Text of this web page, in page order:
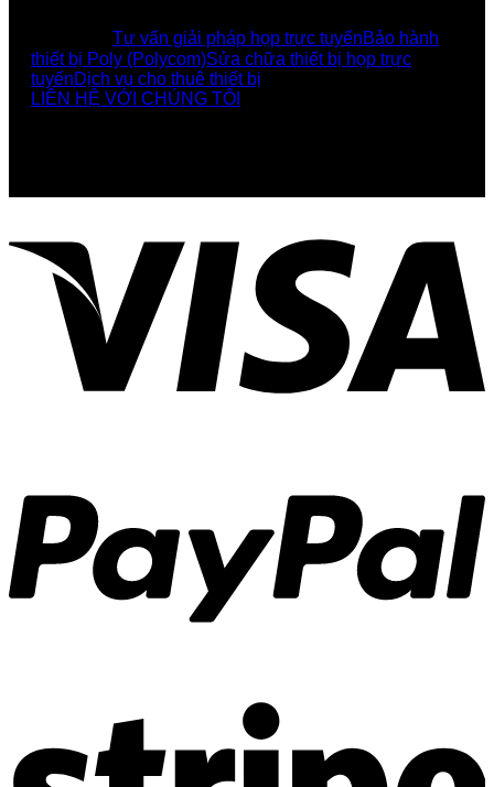
Tư vấn giải pháp họp trực tuyếnBảo hành
thiết bị Poly (Polycom)Sửa chữa thiết bị họp trực
tuyếnDịch vụ cho thuê thiết bị
LIÊN HỆ VỚI CHÚNG TÔI